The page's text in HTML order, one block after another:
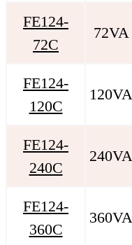
FE124-
72C
72VA
FE124-
120C
120VA
FE124-
240C
240VA
FE124-
360C
360VA